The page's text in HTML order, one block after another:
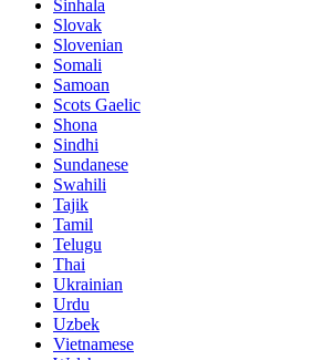
Sinhala
Slovak
Slovenian
Somali
Samoan
Scots Gaelic
Shona
Sindhi
Sundanese
Swahili
Tajik
Tamil
Telugu
Thai
Ukrainian
Urdu
Uzbek
Vietnamese